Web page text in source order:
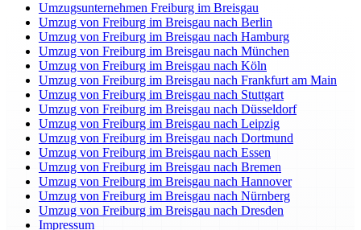
Umzugsunternehmen Freiburg im Breisgau
Umzug von Freiburg im Breisgau nach Berlin
Umzug von Freiburg im Breisgau nach Hamburg
Umzug von Freiburg im Breisgau nach München
Umzug von Freiburg im Breisgau nach Köln
Umzug von Freiburg im Breisgau nach Frankfurt am Main
Umzug von Freiburg im Breisgau nach Stuttgart
Umzug von Freiburg im Breisgau nach Düsseldorf
Umzug von Freiburg im Breisgau nach Leipzig
Umzug von Freiburg im Breisgau nach Dortmund
Umzug von Freiburg im Breisgau nach Essen
Umzug von Freiburg im Breisgau nach Bremen
Umzug von Freiburg im Breisgau nach Hannover
Umzug von Freiburg im Breisgau nach Nürnberg
Umzug von Freiburg im Breisgau nach Dresden
Impressum